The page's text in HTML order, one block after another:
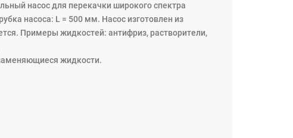
насос для перекачки широкого спектра
насоса: L = 500 мм. Насос изготовлен из
Примеры жидкостей: антифриз, растворители,
жидкости.